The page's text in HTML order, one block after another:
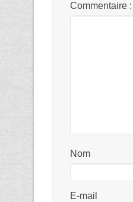
Commentaire :
Nom
E-mail